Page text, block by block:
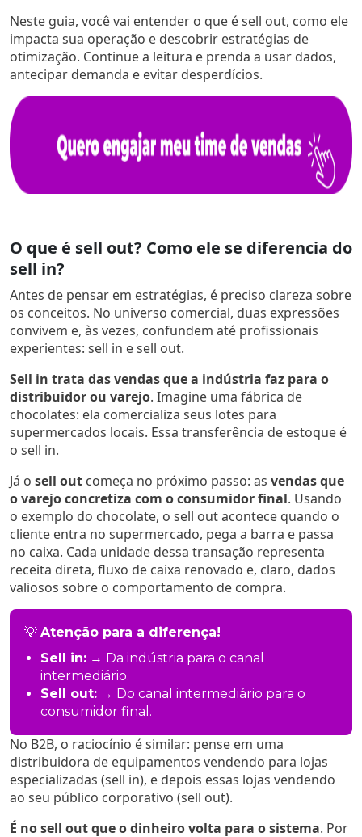
Neste guia, você vai entender o que é sell out, como ele
impacta sua operação e descobrir estratégias de
otimização. Continue a leitura e prenda a usar dados,
antecipar demanda e evitar desperdícios.
O que é sell out? Como ele se diferencia do
sell in?
Antes de pensar em estratégias, é preciso clareza sobre
os conceitos. No universo comercial, duas expressões
convivem e, às vezes, confundem até profissionais
experientes: sell in e sell out.
Sell in trata das vendas que a indústria faz para o
distribuidor ou varejo. Imagine uma fábrica de
chocolates: ela comercializa seus lotes para
supermercados locais. Essa transferência de estoque é
o sell in.
Já o sell out começa no próximo passo: as vendas que
o varejo concretiza com o consumidor final. Usando
o exemplo do chocolate, o sell out acontece quando o
cliente entra no supermercado, pega a barra e passa
no caixa. Cada unidade dessa transação representa
receita direta, fluxo de caixa renovado e, claro, dados
valiosos sobre o comportamento de compra.
💡 Atenção para a diferença!
Sell in: → Da indústria para o canal
intermediário.
Sell out: → Do canal intermediário para o
consumidor final.
No B2B, o raciocínio é similar: pense em uma
distribuidora de equipamentos vendendo para lojas
especializadas (sell in), e depois essas lojas vendendo
ao seu público corporativo (sell out).
É no sell out que o dinheiro volta para o sistema. Por